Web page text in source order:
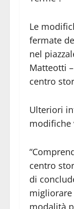
Le
fermate
nel
Matteotti
centro
Ulteriori
modifiche
centro
di
modalità